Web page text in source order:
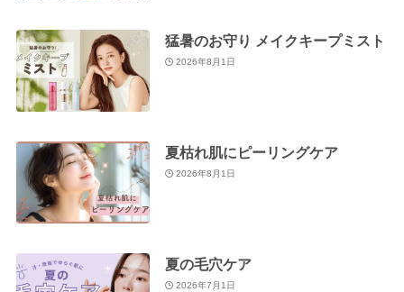
猛暑のお守り メイクキープミスト
2026年8月1日
夏枯れ肌にピーリングケア
2026年8月1日
夏の毛穴ケア
2026年7月1日